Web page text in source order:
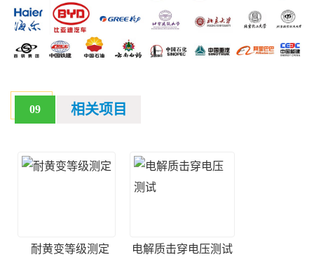
09 相关项目
耐黄变等级测定 电解质击穿电压测试